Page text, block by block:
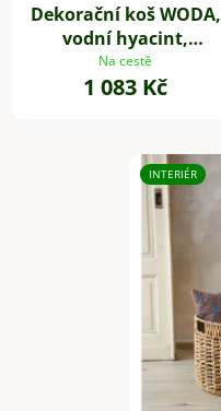
Dekorační koš WODA,
vodní hyacint,
36x36x28 cm, natur
Na cestě
1 083 Kč
INTERIÉR